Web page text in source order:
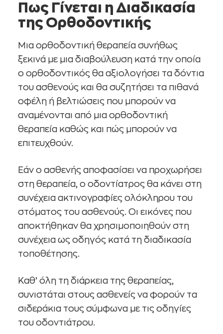
Πως Γίνεται η Διαδικασία
της Ορθοδοντικής
Μια ορθοδοντική θεραπεία συνήθως
ξεκινά με μια διαβούλευση κατά την οποία
ο ορθοδοντικός θα αξιολογήσει τα δόντια
του ασθενούς και θα συζητήσει τα πιθανά
οφέλη ή βελτιώσεις που μπορούν να
αναμένονται από μια ορθοδοντική
θεραπεία καθώς και πώς μπορούν να
επιτευχθούν.
Εάν ο ασθενής αποφασίσει να προχωρήσει
στη θεραπεία, ο οδοντίατρος θα κάνει στη
συνέχεια ακτινογραφίες ολόκληρου του
στόματος του ασθενούς. Οι εικόνες που
αποκτήθηκαν θα χρησιμοποιηθούν στη
συνέχεια ως οδηγός κατά τη διαδικασία
τοποθέτησης.
Καθ’ όλη τη διάρκεια της θεραπείας,
συνιστάται στους ασθενείς να φορούν τα
σιδεράκια τους σύμφωνα με τις οδηγίες
του οδοντιάτρου.